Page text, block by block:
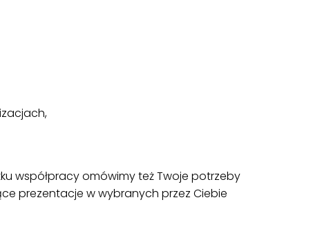
współpracy omówimy też Twoje potrzeby
prezentacje w wybranych przez Ciebie